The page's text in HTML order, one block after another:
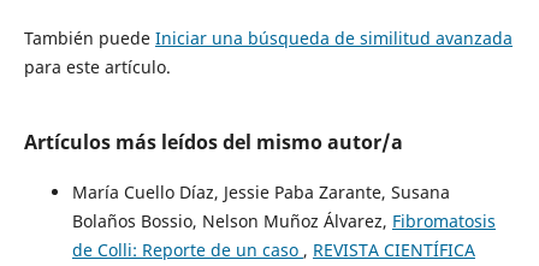
También puede Iniciar una búsqueda de similitud avanzada
para este artículo.
Artículos más leídos del mismo autor/a
María Cuello Díaz, Jessie Paba Zarante, Susana
Bolaños Bossio, Nelson Muñoz Álvarez, Fibromatosis
de Colli: Reporte de un caso , REVISTA CIENTÍFICA